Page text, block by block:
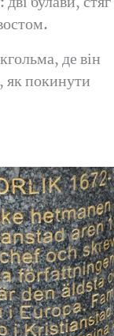
де він
як покинути